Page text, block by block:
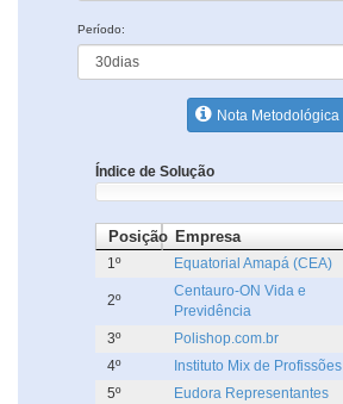
Período:
Nota Metodológica
Índice de Solução
Posição Empresa
1º Equatorial Amapá (CEA)
2º
Centauro-ON Vida e
Previdência
3º Polishop.com.br
4º
Instituto Mix de Profissões
5º
Eudora Representantes